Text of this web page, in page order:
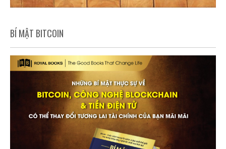
BÍ MẬT BITCOIN